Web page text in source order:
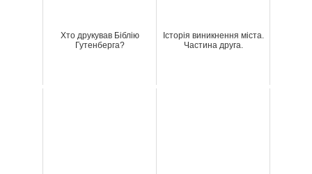
Хто друкував Біблію
Гутенберга?
Історія виникнення міста.
Частина друга.